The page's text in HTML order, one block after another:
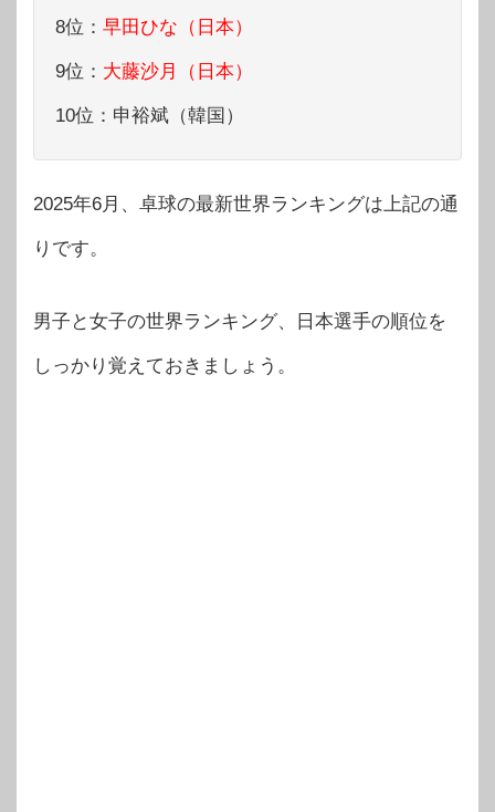
8位： 早田ひな（日本）
9位： 大藤沙月（日本）
10位：申裕斌（韓国）
2025年6月、卓球の最新世界ランキングは上記の通
りです。
男子と女子の世界ランキング、日本選手の順位を
しっかり覚えておきましょう。